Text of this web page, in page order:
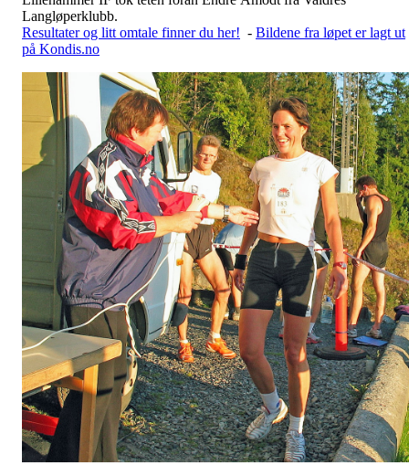
Langløperklubb.
Resultater og litt omtale finner du her! - Bildene fra løpet er lagt ut
på Kondis.no